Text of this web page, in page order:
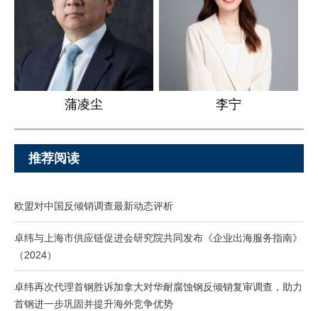
蒲凌尘 李宁
推荐阅读
欧盟对中国反倾销调查最新动态评析
卓纬与上海市供应链促进会研究院共同发布《企业出海服务指南》
（2024）
卓纬再次代理首钢胜诉加拿大对华耐腐蚀钢反倾销复审调查，助力
首钢进一步巩固并提升海外竞争优势